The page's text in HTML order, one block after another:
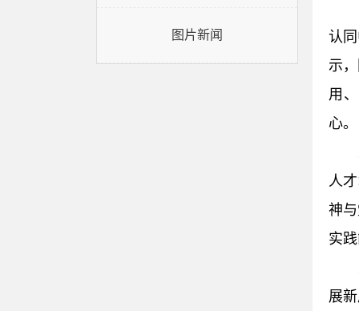
图片新闻
认
示
用
心。
人
神
实
展